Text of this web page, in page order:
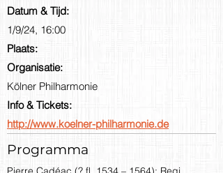
Datum & Tijd:
1/9/24, 16:00
Plaats:
Organisatie:
Kölner Philharmonie
Info & Tickets:
http://www.koelner-philharmonie.de
Programma